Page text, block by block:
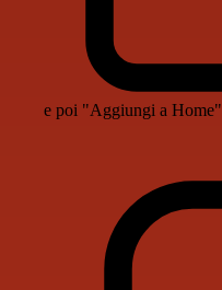
e poi "Aggiungi a Home"